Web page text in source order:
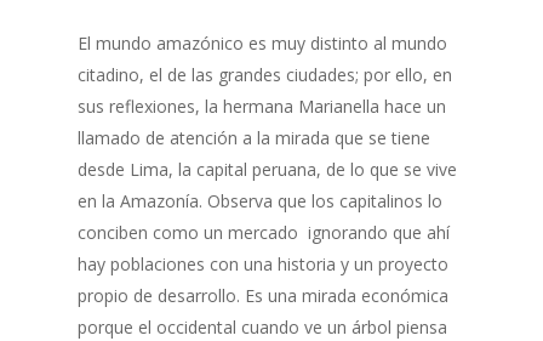
El mundo amazónico es muy distinto al mundo
citadino, el de las grandes ciudades; por ello, en
sus reflexiones, la hermana Marianella hace un
llamado de atención a la mirada que se tiene
desde Lima, la capital peruana, de lo que se vive
en la Amazonía. Observa que los capitalinos lo
conciben como un mercado ignorando que ahí
hay poblaciones con una historia y un proyecto
propio de desarrollo. Es una mirada económica
porque el occidental cuando ve un árbol piensa